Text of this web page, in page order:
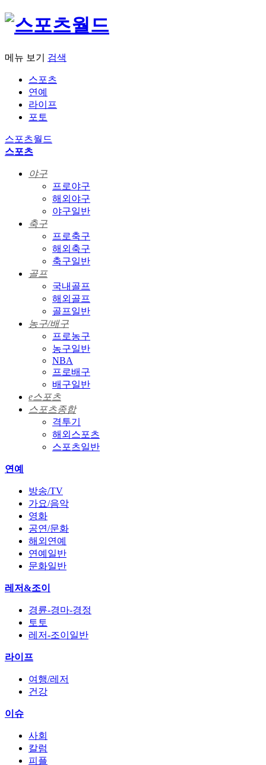
메뉴 보기 검색
스포츠
연예
라이프
포토
스포츠월드
스포츠
야구
프로야구
해외야구
야구일반
축구
프로축구
해외축구
축구일반
골프
국내골프
해외골프
골프일반
농구/배구
프로농구
농구일반
NBA
프로배구
배구일반
e스포츠
스포츠종합
격투기
해외스포츠
스포츠일반
연예
방송/TV
가요/음악
영화
공연/문화
해외연예
연예일반
문화일반
레저&조이
경륜-경마-경정
토토
레저-조이일반
라이프
여행/레저
건강
이슈
사회
칼럼
피플